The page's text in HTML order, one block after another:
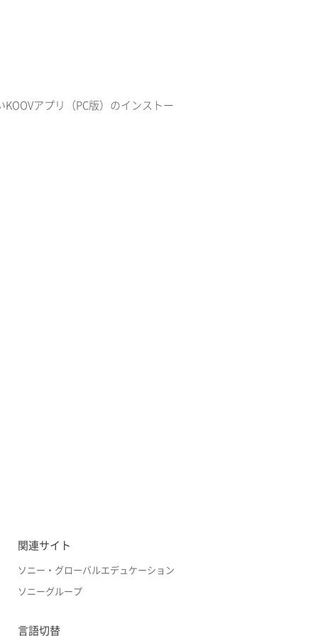
アプリ（PC版）のインストー
関連サイト
ソニー・グローバルエデュケーション
ソニーグループ
言語切替